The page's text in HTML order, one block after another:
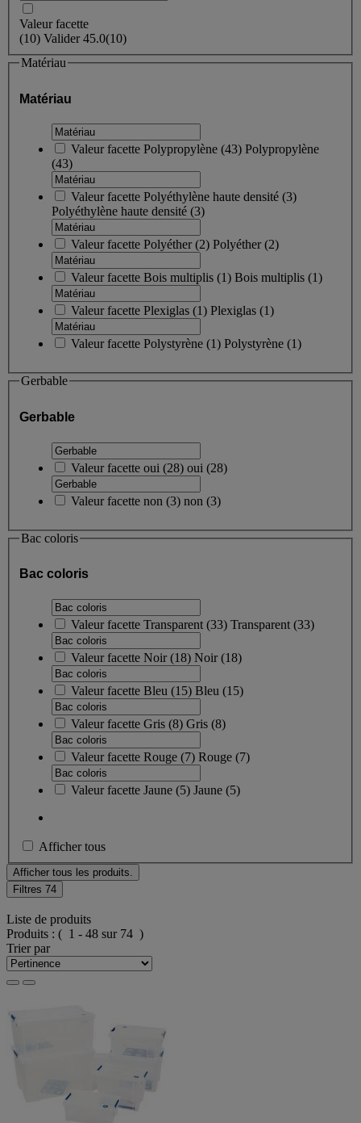
Valeur facette
(10) Valider45.0(10)
Matériau
Matériau
Valeur facette Polypropylène (43) Polypropylène
(43)
Valeur facette Polyéthylène haute densité (3)
Polyéthylène haute densité (3)
Valeur facette Polyéther(2) Polyéther(2)
Valeur facette Bois multiplis (1) Bois multiplis (1)
Valeur facette Plexiglas (1) Plexiglas (1)
Valeur facette Polystyrène (1) Polystyrène (1)
Gerbable
Gerbable
Valeur facette oui (28) oui (28)
Valeur facette non (3) non (3)
Bac coloris
Bac coloris
Valeur facette Transparent (33) Transparent (33)
Valeur facette Noir(18) Noir(18)
Valeur facette Bleu (15) Bleu (15)
Valeur facette Gris (8) Gris (8)
Valeur facette Rouge (7) Rouge (7)
Valeur facette Jaune (5) Jaune (5)
Afficher tous
Afficher tous les produits.
Filtres 74
Liste de produits
Produits : ( 1 - 48 sur 74 )
Trier par